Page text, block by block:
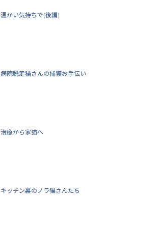
温かい気持ちで(後編)
病院脱走猫さんの捕獲お手伝い
治療から家猫へ
キッチン裏のノラ猫さんたち